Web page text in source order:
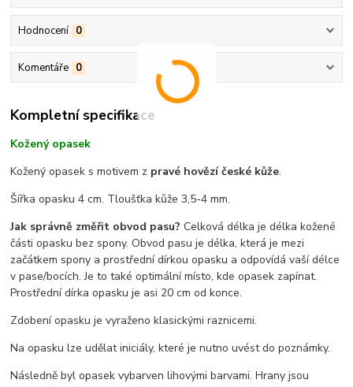
Hodnocení 0
Komentáře 0
Kompletní specifikace
Kožený opasek
Kožený opasek s motivem z pravé hovězí české kůže.
Šířka opasku 4 cm. Tloušťka kůže 3,5-4 mm.
Jak správně změřit obvod pasu?Celková délka je délka kožené
části opasku bez spony. Obvod pasu je délka, která je mezi
začátkem spony a prostřední dírkou opasku a odpovídá vaší délce
v pase/bocích. Je to také optimální místo, kde opasek zapínat.
Prostřední dírka opasku je asi 20 cm od konce.
Zdobení opasku je vyraženo klasickými raznicemi.
Na opasku lze udělat iniciály, které je nutno uvést do poznámky.
Následně byl opasek vybarven lihovými barvami. Hrany jsou